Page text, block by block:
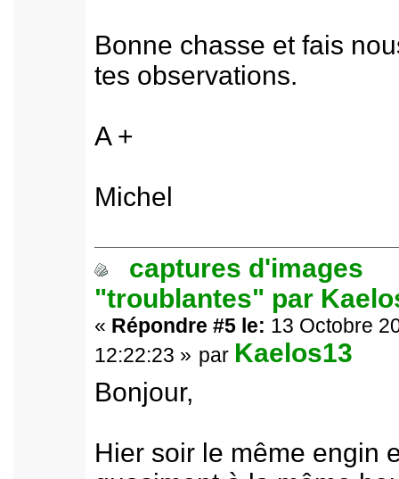
Bonne chasse et fais
tes observations.
A +
Michel
captures d'images
"troublantes" par
« Répondre #5 le: 13 Octobre
12:22:23 » par Kaelos13
Bonjour,
Hier soir le même engin